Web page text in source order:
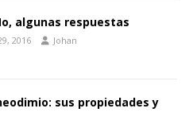
algunas respuestas
2016 Johan
sus propiedades y